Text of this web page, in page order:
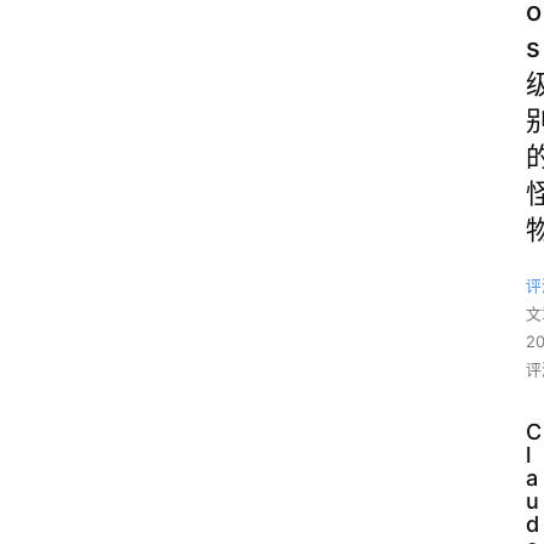
o
s
C
l
a
u
d